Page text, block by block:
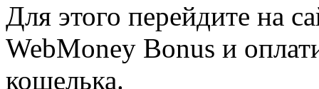
Для этого перейдите на
WebMoney Bonus и
кошелька.